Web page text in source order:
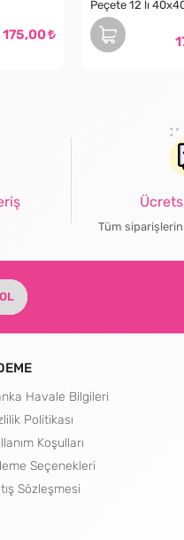
175,00
Peçete 12 lı
Tüm
Havale Bilgileri
Politikası
Koşulları
Seçenekleri
Sözleşmesi